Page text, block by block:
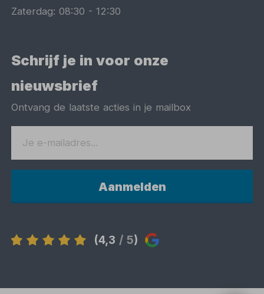
Zaterdag:08:30 -12:30
Schrijf je in voor onze
nieuwsbrief
Ontvang de laatste acties in je mailbox
Aanmelden
(4,3 / 5)